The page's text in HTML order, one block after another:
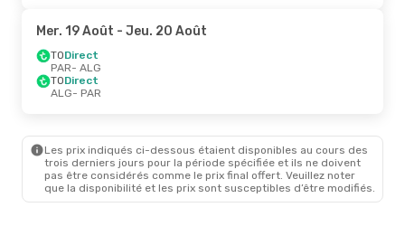
Mer. 19 Août - Jeu. 20 Août
TODirect
PAR- ALG
TODirect
ALG- PAR
Les prix indiqués ci-dessous étaient disponibles au cours des
trois derniers jours pour la période spécifiée et ils ne doivent
pas être considérés comme le prix final offert. Veuillez noter
que la disponibilité et les prix sont susceptibles d’être modifiés.